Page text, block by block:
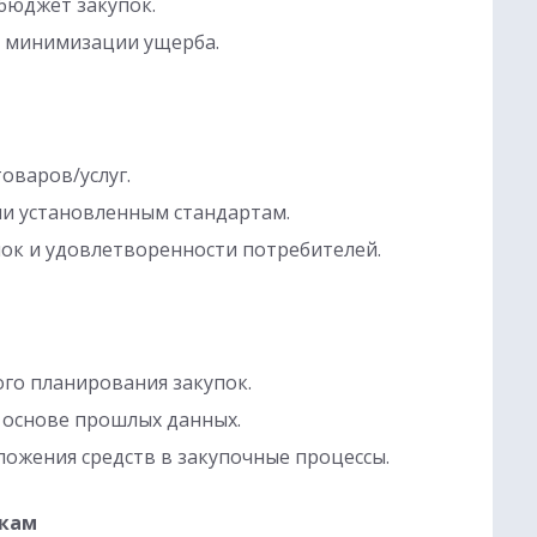
минимизации ущерба.
услуг.
установленным стандартам.
и удовлетворенности потребителей.
планирования закупок.
прошлых данных.
средств в закупочные процессы.